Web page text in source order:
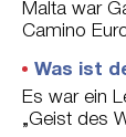
sich, bis zur
von ihnen
m
p
f
Malta war
Camino
Was ist
Es war ein
„Geist des